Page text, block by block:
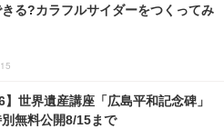
る?カラフルサイダーをつくってみ
】世界遺産講座「広島平和記念碑」
無料公開8/15まで